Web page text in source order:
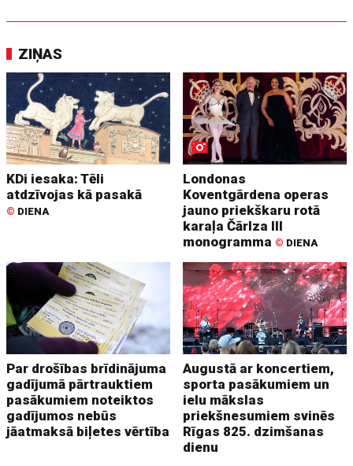
ZIŅAS
KDi iesaka: Tēli
atdzīvojas kā pasakā
© DIENA
Londonas
Koventgārdena operas
jauno priekškaru rotā
karaļa Čārlza III
monogramma © DIENA
Par drošības brīdinājuma
gadījumā pārtrauktiem
pasākumiem noteiktos
gadījumos nebūs
jāatmaksā biļetes vērtība
Augustā ar koncertiem,
sporta pasākumiem un
ielu mākslas
priekšnesumiem svinēs
Rīgas 825. dzimšanas
dienu